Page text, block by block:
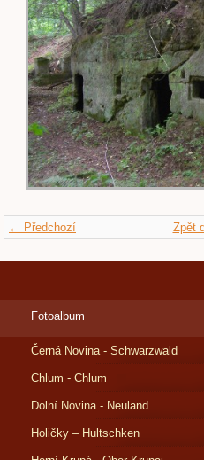
← Předchozí Zpět
Fotoalbum
Černá Novina - Schwarzwald
Chlum - Chlum
Dolní Novina - Neuland
Holičky – Hultschken